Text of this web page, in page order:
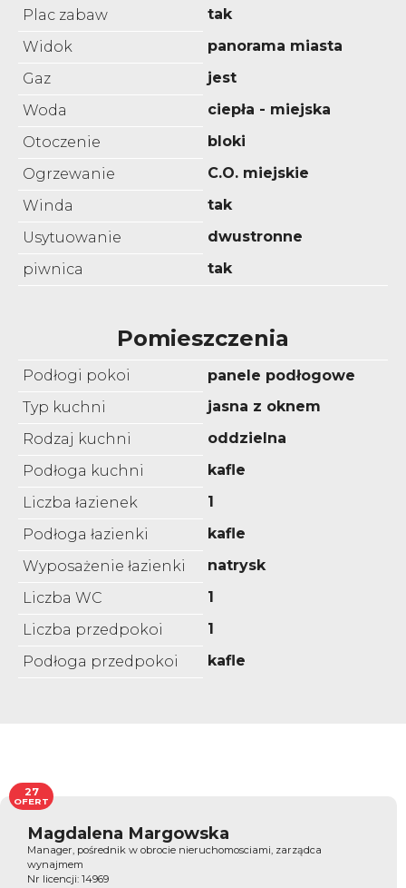
Plac zabaw
tak
Widok
panorama miasta
Gaz
jest
Woda
ciepła - miejska
Otoczenie
bloki
Ogrzewanie
C.O. miejskie
Winda
tak
Usytuowanie
dwustronne
piwnica
tak
Pomieszczenia
Podłogi pokoi
panele podłogowe
Typ kuchni
jasna z oknem
Rodzaj kuchni
oddzielna
Podłoga kuchni
kafle
Liczba łazienek
1
Podłoga łazienki
kafle
Wyposażenie łazienki
natrysk
Liczba WC
1
Liczba przedpokoi
1
Podłoga przedpokoi
kafle
Magdalena Margowska
Manager, pośrednik w obrocie nieruchomosciami, zarządca
wynajmem
Nr licencji: 14969
27
OFERT